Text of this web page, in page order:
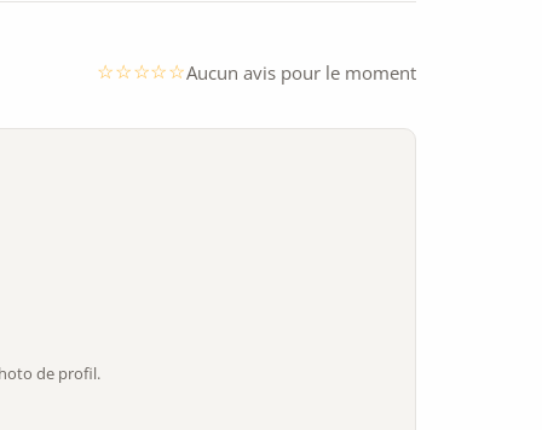
Aucun avis pour le moment
de profil.